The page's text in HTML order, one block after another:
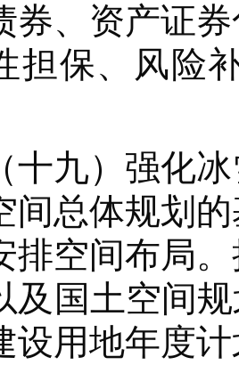
券、资产证
担保、风险
）强化冰
间总体规划
排空间布局
及国土空间
设用地年度